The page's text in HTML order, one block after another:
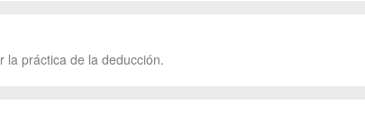
la práctica de la deducción.